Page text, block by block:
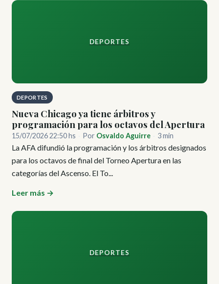
DEPORTES
DEPORTES
Nueva Chicago ya tiene árbitros y
programación para los octavos del Apertura
15/07/2026 22:50 hs Por Osvaldo Aguirre 3 min
La AFA difundió la programación y los árbitros designados
para los octavos de final del Torneo Apertura en las
categorías del Ascenso. El To...
Leer más →
DEPORTES